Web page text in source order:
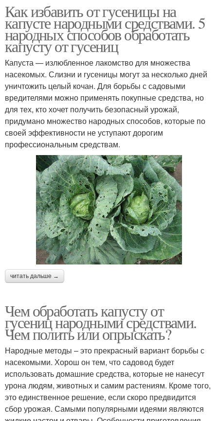
Как избавить от гусеницы на
капусте народными средствами. 5
народных способов обработать
капусту от гусениц
Капуста — излюбленное лакомство для множества
насекомых. Слизни и гусеницы могут за несколько дней
уничтожить целый кочан. Для борьбы с садовыми
вредителями можно применять покупные средства, но
для тех, кто хочет получить безопасный урожай,
придумано множество народных способов, которые по
своей эффективности не уступают дорогим
профессиональным средствам.
читать дальше →
Чем обработать капусту от
гусениц народными средствами.
Чем полить или опрыскать?
Народные методы – это прекрасный вариант борьбы с
насекомыми. Хорош он тем, что садовод будет
использовать домашние средства, которые не нанесут
урона людям, животных и самим растениям. Кроме того,
это единственное решение, если скоро предвидится
сбор урожая. Самыми популярными идеями являются